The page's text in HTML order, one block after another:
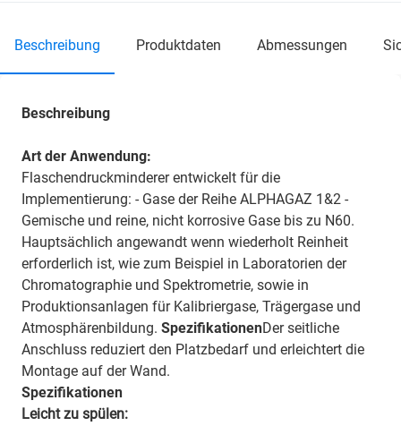
beschreibung produktdaten abmessungen
Beschreibung
Art der Anwendung:
Flaschendruckminderer entwickelt für die
Implementierung: - Gase der Reihe ALPHAGAZ 1&2 -
Gemische und reine, nicht korrosive Gase bis zu N60.
Hauptsächlich angewandt wenn wiederholt Reinheit
erforderlich ist, wie zum Beispiel in Laboratorien der
Chromatographie und Spektrometrie, sowie in
Produktionsanlagen für Kalibriergase, Trägergase und
Atmosphärenbildung. SpezifikationenDer seitliche
Anschluss reduziert den Platzbedarf und erleichtert die
Montage auf der Wand.
Spezifikationen
Leicht zu spülen: